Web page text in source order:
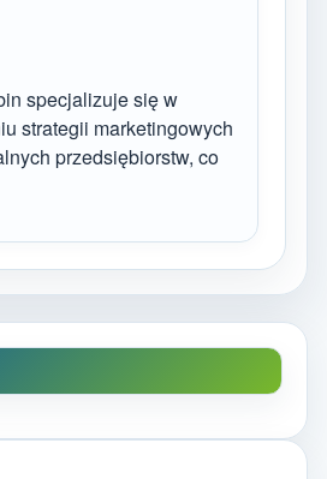
specjalizuje się w
strategii marketingowych
przedsiębiorstw, co